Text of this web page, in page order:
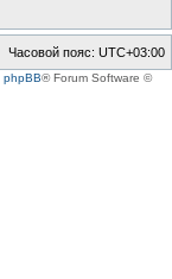
Часовой пояс: UTC+03:00
phpBB® Forum Software ©